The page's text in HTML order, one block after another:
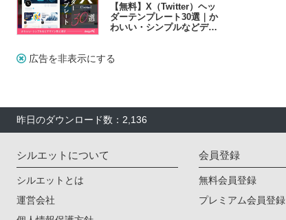
【無料】X（Twitter）ヘッ
ダーテンプレート30選｜か
わいい・シンプルなどデザ
広告を非表示にする
昨日のダウンロード数：2,136
シルエットについて
シルエットとは
運営会社
会員登録
無料会員登録
プレミアム会員登録